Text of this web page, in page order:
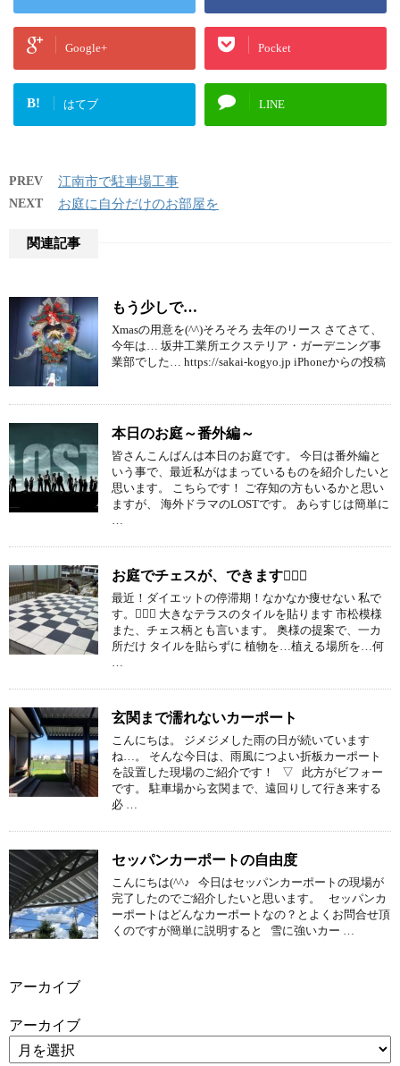
Google+ Pocket
B! はてブ LINE
PREV 江南市で駐車場工事
NEXT お庭に自分だけのお部屋を
関連記事
もう少しで…
Xmasの用意を(^^)そろそろ 去年のリース さてさて、
今年は… 坂井工業所エクステリア・ガーデニング事
業部でした… https://sakai-kogyo.jp iPhoneからの投稿
本日のお庭～番外編～
皆さんこんばんは本日のお庭です。 今日は番外編と
いう事で、最近私がはまっているものを紹介したいと
思います。 こちらです！ ご存知の方もいるかと思い
ますが、 海外ドラマのLOSTです。 あらすじは簡単に
…
お庭でチェスが、できます
最近！ダイエットの停滞期！なかなか痩せない 私で
す。 大きなテラスのタイルを貼ります 市松模様
また、チェス柄とも言います。 奥様の提案で、一カ
所だけ タイルを貼らずに 植物を…植える場所を…何
…
玄関まで濡れないカーポート
こんにちは。 ジメジメした雨の日が続いています
ね…。 そんな今日は、雨風につよい折板カーポート
を設置した現場のご紹介です！ ▽ 此方がビフォー
です。 駐車場から玄関まで、遠回りして行き来する
必 …
セッパンカーポートの自由度
こんにちは(^^♪ 今日はセッパンカーポートの現場が
完了したのでご紹介したいと思います。 セッパンカ
ーポートはどんなカーポートなの？とよくお問合せ頂
くのですが簡単に説明すると 雪に強いカー …
アーカイブ
アーカイブ